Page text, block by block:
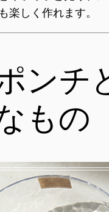
楽しく作れます。
ンチ
もの